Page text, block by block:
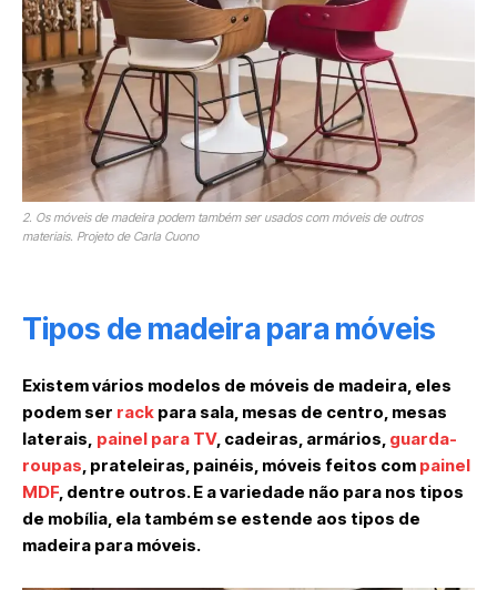
2. Os móveis de madeira podem também ser usados com móveis de outros
materiais. Projeto de Carla Cuono
Tipos de madeira para móveis
Existem vários modelos de móveis de madeira, eles
podem ser rack para sala, mesas de centro, mesas
laterais, painel para TV, cadeiras, armários, guarda-
roupas, prateleiras, painéis, móveis feitos com painel
MDF, dentre outros. E a variedade não para nos tipos
de mobília, ela também se estende aos tipos de
madeira para móveis.